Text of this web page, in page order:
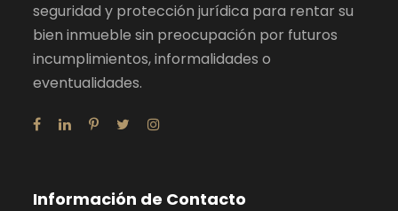
seguridad y protección jurídica para rentar su
bien inmueble sin preocupación por futuros
incumplimientos, informalidades o
eventualidades.
Información de Contacto